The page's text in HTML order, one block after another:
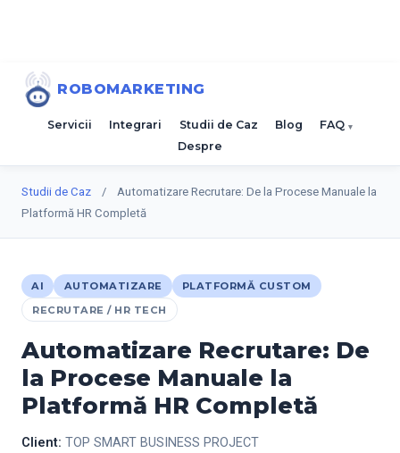
ROBOMARKETING
Servicii Integrari Studii de Caz Blog
FAQ
Despre
Studii de Caz /
Automatizare Recrutare: De la Procese Manuale la
Platformă HR Completă
AI AUTOMATIZARE
PLATFORMĂ CUSTOM
RECRUTARE / HR TECH
Automatizare Recrutare: De
la Procese Manuale la
Platformă HR Completă
Client: TOP SMART BUSINESS PROJECT